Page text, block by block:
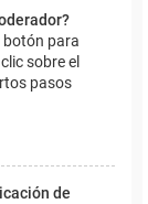
botón para
sobre el
pasos
de